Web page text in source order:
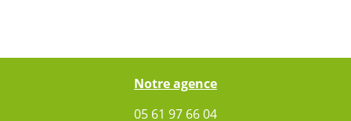
Notre agence
05 61 97 66 04